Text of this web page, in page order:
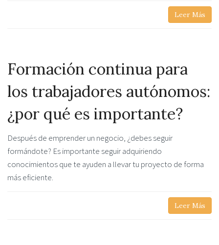
Leer Más
Formación continua para
los trabajadores autónomos:
¿por qué es importante?
Después de emprender un negocio, ¿debes seguir
formándote? Es importante seguir adquiriendo
conocimientos que te ayuden a llevar tu proyecto de forma
más eficiente.
Leer Más